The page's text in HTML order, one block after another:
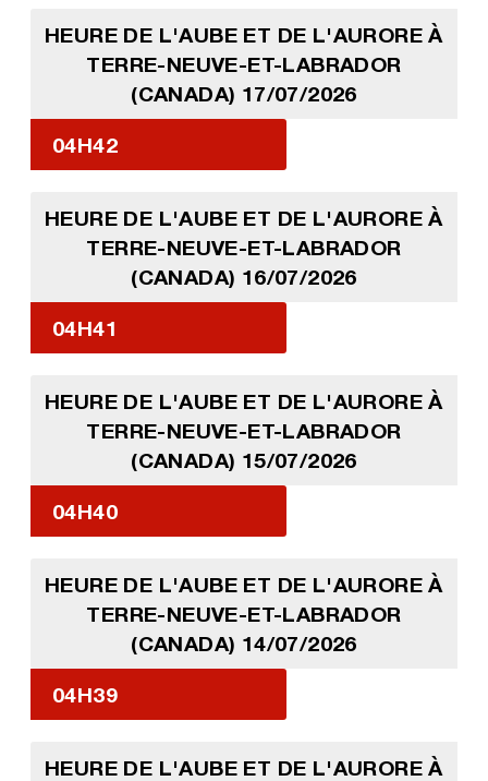
HEURE DE L'AUBE ET DE L'AURORE À
TERRE-NEUVE-ET-LABRADOR
(CANADA) 17/07/2026
04H42
HEURE DE L'AUBE ET DE L'AURORE À
TERRE-NEUVE-ET-LABRADOR
(CANADA) 16/07/2026
04H41
HEURE DE L'AUBE ET DE L'AURORE À
TERRE-NEUVE-ET-LABRADOR
(CANADA) 15/07/2026
04H40
HEURE DE L'AUBE ET DE L'AURORE À
TERRE-NEUVE-ET-LABRADOR
(CANADA) 14/07/2026
04H39
HEURE DE L'AUBE ET DE L'AURORE À